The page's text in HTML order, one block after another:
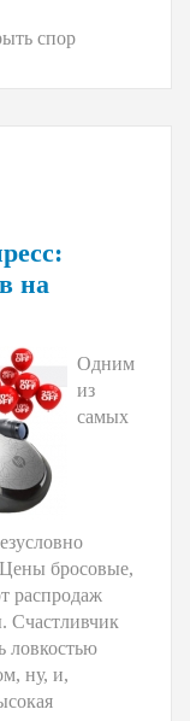
спор
на
Одним
из
самых
бросовые,
распродаж
Счастливчик
ловкостью
ну, и,